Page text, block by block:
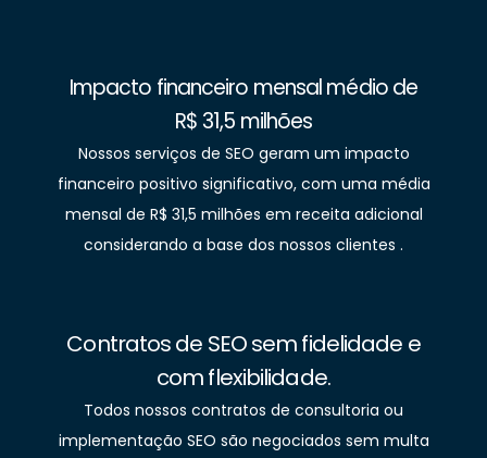
Impacto financeiro mensal médio de
R$ 31,5 milhões
Nossos serviços de SEO geram um impacto
financeiro positivo significativo, com uma média
mensal de R$ 31,5 milhões em receita adicional
considerando a base dos nossos clientes .
Contratos de SEO sem fidelidade e
com flexibilidade.
Todos nossos contratos de consultoria ou
implementação SEO são negociados sem multa